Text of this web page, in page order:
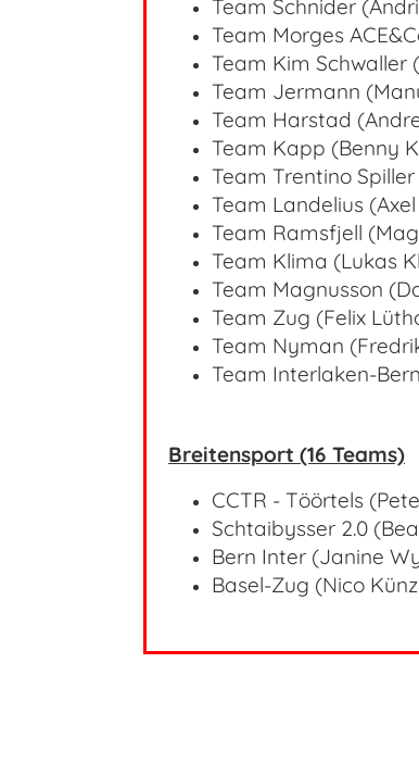
Team Schnider
Team Morges
Team Kim Schwaller
Team Jermann
Team Harstad
Team Kapp (Benny
Team Trentino
Team Landelius
Team Ramsfjell
Team Klima (Lukas
Team Magnusson
Team Zug (Felix
Team Nyman
Team Interlaken-
Breitensport (16 Teams)
CCTR - Töörtels
Schtaibysser 2.0
Bern Inter (Janine
Basel-Zug (Nico